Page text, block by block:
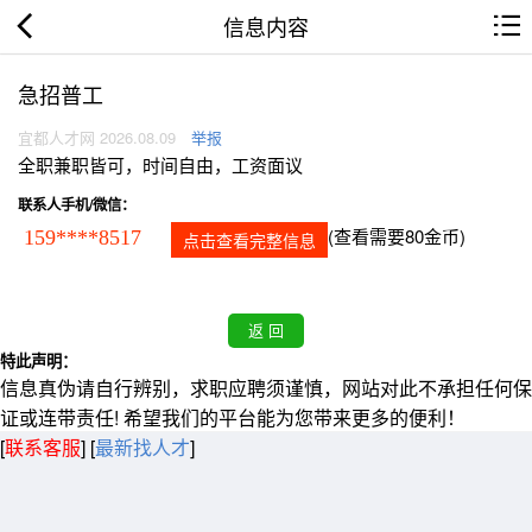
信息内容
急招普工
宜都人才网 2026.08.09 举报
全职兼职皆可，时间自由，工资面议
联系人手机/微信：
159****8517 点击查看完整信息 (查看需要80金币)
特此声明：
信息真伪请自行辨别，求职应聘须谨慎，网站对此不承担任何保
证或连带责任! 希望我们的平台能为您带来更多的便利！
[联系客服] [最新找人才]